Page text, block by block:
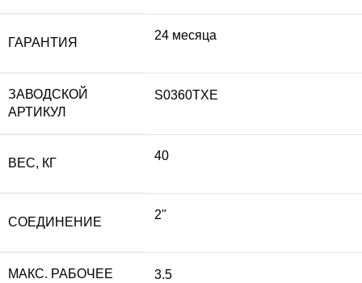
ГАРАНТИЯ
24 месяца
ЗАВОДСКОЙ
АРТИКУЛ
S0360TXE
ВЕС, КГ
40
СОЕДИНЕНИЕ
2"
МАКС. РАБОЧЕЕ
3.5